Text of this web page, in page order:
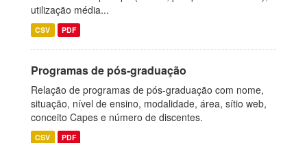
utilização média...
CSV PDF
Programas de pós-graduação
Relação de programas de pós-graduação com nome,
situação, nível de ensino, modalidade, área, sítio web,
conceito Capes e número de discentes.
CSV PDF